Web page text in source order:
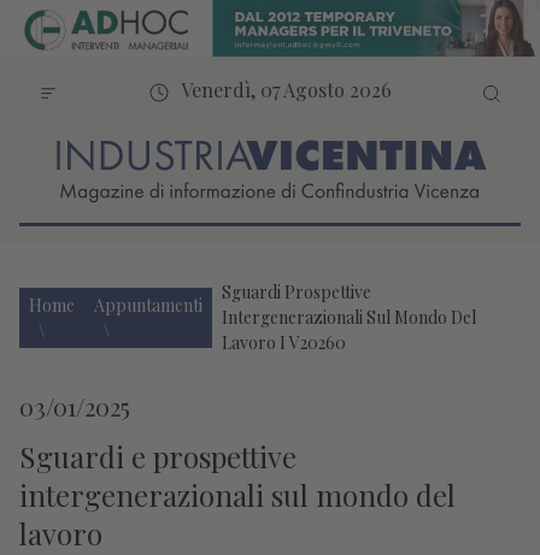
Venerdì, 07 Agosto 2026
Home Appuntamenti
Sguardi Prospettive
Intergenerazionali Sul Mondo Del
Lavoro I V20260
03/01/2025
Sguardi e prospettive
intergenerazionali sul mondo del
lavoro